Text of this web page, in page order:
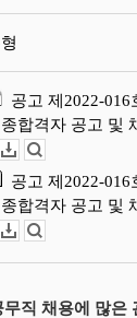
공고 제2022-
합격자 공고 및
공고 제2022-
합격자 공고 및
직 채용에 많은